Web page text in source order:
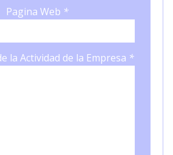
Pagina Web *
la Actividad de la Empresa *